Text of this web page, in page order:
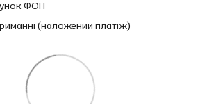
ФОП
(наложений платіж)